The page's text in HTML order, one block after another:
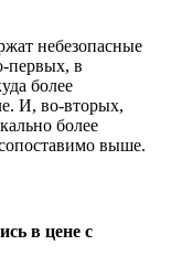
небезопасные
первых, в
более
И, во-вторых,
более
выше.
в цене с